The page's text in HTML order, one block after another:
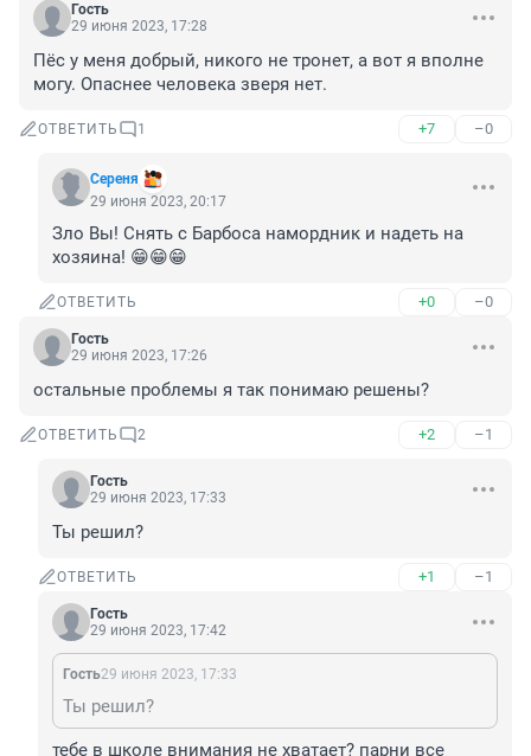
Гость
29 июня 2023, 17:28
Пёс у меня добрый, никого не тронет, а вот я вполне
могу. Опаснее человека зверя нет.
ОТВЕТИТЬ 1 +7 –0
Сереня
29 июня 2023, 20:17
Зло Вы! Снять с Барбоса намордник и надеть на
хозяина! 😁😁😁
ОТВЕТИТЬ +0 –0
Гость
29 июня 2023, 17:26
остальные проблемы я так понимаю решены?
ОТВЕТИТЬ 2 +2 –1
Гость
29 июня 2023, 17:33
Ты решил?
ОТВЕТИТЬ +1 –1
Гость
29 июня 2023, 17:42
Гость29 июня 2023, 17:33
Ты решил?
тебе в школе внимания не хватает? парни все